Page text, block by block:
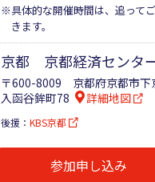
※具体的な開催時間は、追って
きます。
京都 京都経済センタ
〒600-8009 京都府京都市下
入函谷鉾町78
詳細地図
後援：KBS京都
参加申し込み